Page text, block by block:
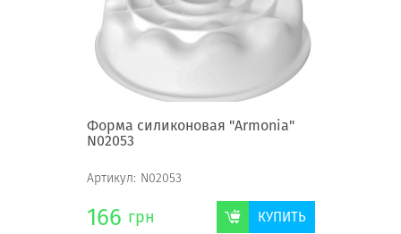
Форма силиконовая "Armonia"
N02053
Артикул: N02053
166 грн КУПИТЬ